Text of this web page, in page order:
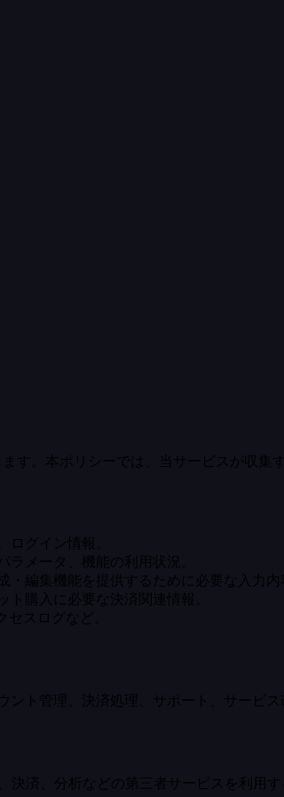
す。本ポリシーでは、当サービスが収集
ログイン情報。
ラメータ、機能の利用状況。
・編集機能を提供するために必要な入力内
ト購入に必要な決済関連情報。
セスログなど。
ント管理、決済処理、サポート、サービ
決済、分析などの第三者サービスを利用